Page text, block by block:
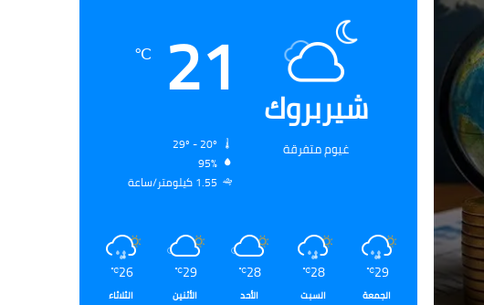
شيربروك
غيوم متفرقة
21
℃
95%
1.55 كيلومتر/ساعة
29
℃
الجمعة
28
℃
السبت
28
℃
الأحد
29
℃
الأثنين
26
℃
الثلاثاء